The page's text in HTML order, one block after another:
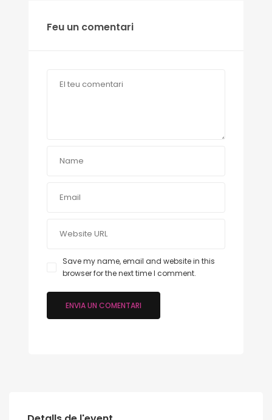
Feu un comentari
Save my name, email and website in this
browser for the next time I comment.